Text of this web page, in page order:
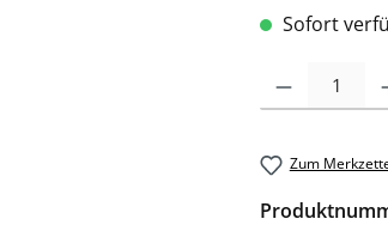
Sofort
Produkt
Zum